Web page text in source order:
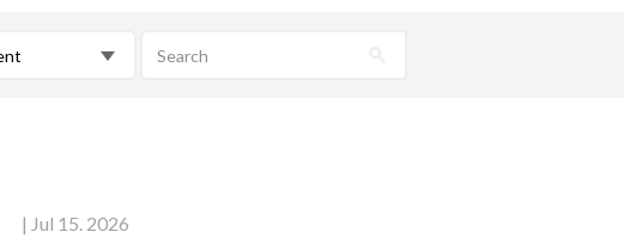
| Jul 15. 2026